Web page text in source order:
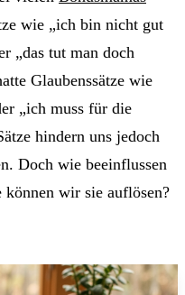
wie „ich bin nicht gut
„das tut man doch
Glaubenssätze wie
„ich muss für die
hindern uns jedoch
Doch wie beeinflussen
können wir sie auflösen?